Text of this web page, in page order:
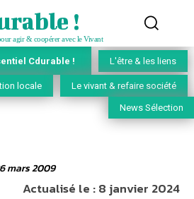
!
agir & coopérer avec le Vivant
Cdurable ! L'être & les liens
locale Le vivant & refaire société
News Sélection
mars 2009
Actualisé le :8 janvier 2024